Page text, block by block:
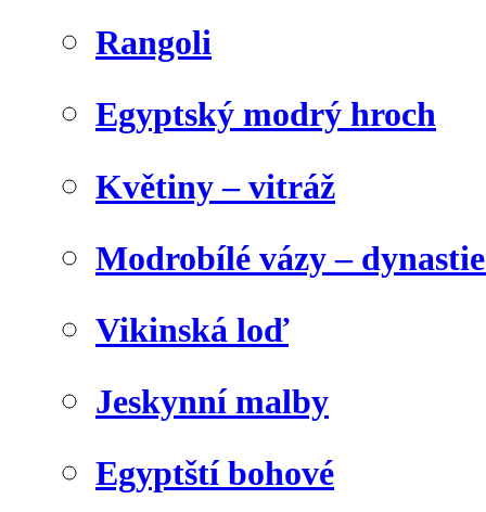
Rangoli
Egyptský modrý hroch
Květiny – vitráž
Modrobílé vázy –
Vikinská loď
Jeskynní malby
Egyptští bohové